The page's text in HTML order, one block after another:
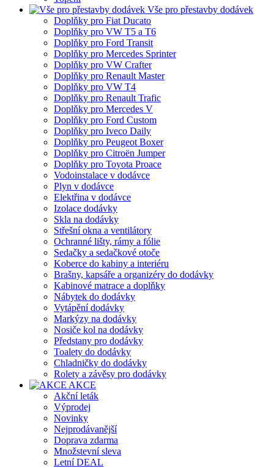
Vše pro přestavby dodávek
Doplňky pro Fiat Ducato
Doplňky pro VW T5 a T6
Doplňky pro Ford Transit
Doplňky pro Mercedes Sprinter
Doplňky pro VW Crafter
Doplňky pro Renault Master
Doplňky pro VW T4
Doplňky pro Renault Trafic
Doplňky pro Mercedes V
Doplňky pro Ford Custom
Doplňky pro Iveco Daily
Doplňky pro Peugeot Boxer
Doplňky pro Citroën Jumper
Doplňky pro Toyota Proace
Vodoinstalace v dodávce
Plyn v dodávce
Elektřina v dodávce
Izolace dodávky
Skla na dodávky
Střešní okna a ventilátory
Ochranné lišty, rámy a fólie
Sedačky a sedačkové otoče
Koberce do kabiny a interiéru
Brašny, kapsáře a organizéry do dodávky
Kabinové matrace a doplňky
Nábytek do dodávky
Vytápění dodávky
Markýzy na dodávky
Nosiče kol na dodávky
Předstany pro dodávky
Toalety do dodávky
Chladničky do dodávky
Rolety a závěsy pro dodávky
AKCE
Akční leták
Výprodej
Novinky
Nejprodávanější
Doprava zdarma
Množstevní sleva
Letní DEAL